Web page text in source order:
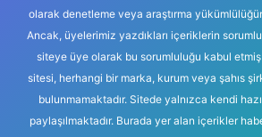
olarak denetleme veya araştırma
Ancak, üyelerimiz yazdıkları içeriklerin
siteye üye olarak bu sorumluluğu kabul etmiş
sitesi, herhangi bir marka, kurum veya şahıs
bulunmamaktadır. Sitede yalnızca kendi
paylaşılmaktadır. Burada yer alan içerikler